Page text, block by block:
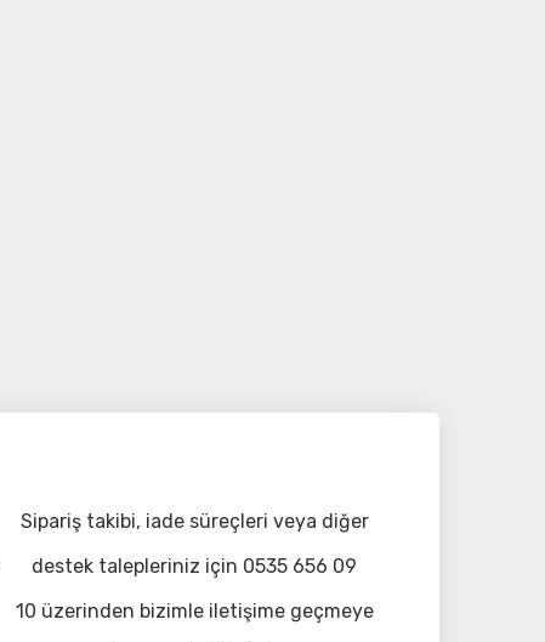
Sipariş takibi, iade süreçleri veya diğer
destek talepleriniz için 0535 656 09
10 üzerinden bizimle iletişime geçmeye